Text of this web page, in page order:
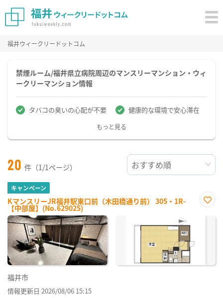
福井ウィークリードットコム
禁煙ルーム/福井県立病院周辺のマンスリーマンション・ウィ
ークリーマンション情報
タバコの臭いの心配が不要 健康的な環境で安心滞在
もっと見る
20 件（1/1ページ）
キャンペーン
KマンスリーJR福井駅東口前（木田橋通り前） 305・1R-
【中部屋】(No.629025)
に入
福井市
情報更新日 2026/08/06 15:15